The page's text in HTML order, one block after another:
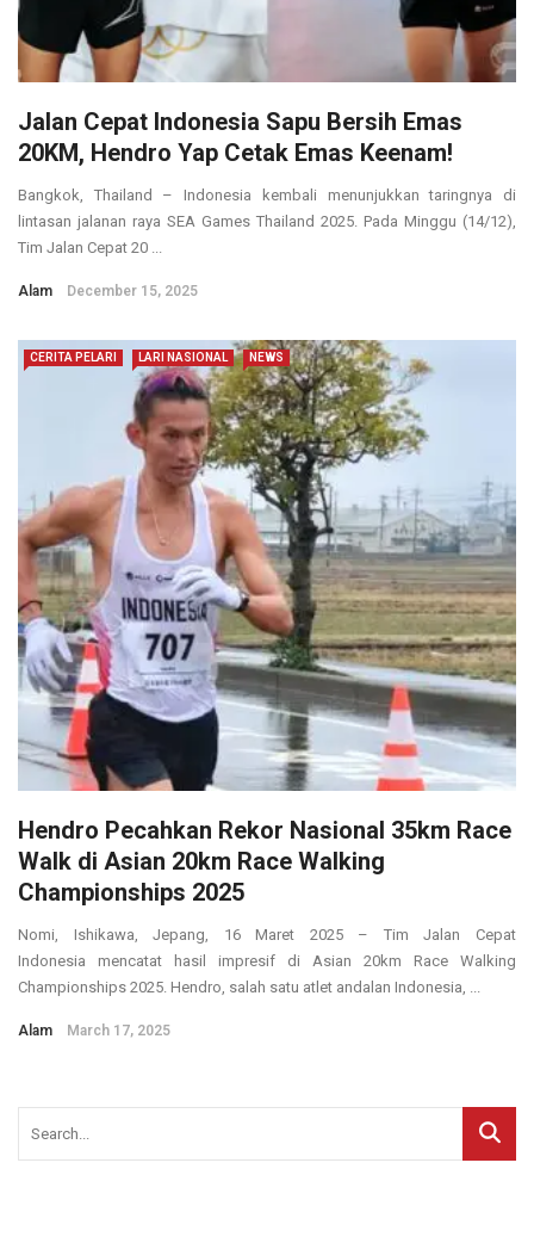
Jalan Cepat Indonesia Sapu Bersih Emas
20KM, Hendro Yap Cetak Emas Keenam!
Bangkok, Thailand – Indonesia kembali menunjukkan taringnya di
lintasan jalanan raya SEA Games Thailand 2025. Pada Minggu (14/12),
Tim Jalan Cepat 20 ...
Alam December 15, 2025
CERITA PELARI LARI NASIONAL NEWS
Hendro Pecahkan Rekor Nasional 35km Race
Walk di Asian 20km Race Walking
Championships 2025
Nomi, Ishikawa, Jepang, 16 Maret 2025 – Tim Jalan Cepat
Indonesia mencatat hasil impresif di Asian 20km Race Walking
Championships 2025. Hendro, salah satu atlet andalan Indonesia, ...
Alam March 17, 2025